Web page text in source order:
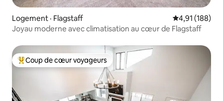
Logement · Flagstaff Note
4,91 (188)
Joyau moderne avec climatisation au cœur de Flagstaff
Coup de cœur voyageurs parmi les plus aimés
Coup de cœur voyageurs